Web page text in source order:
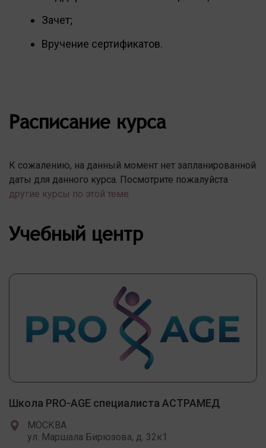
Зачет;
Вручение сертификатов.
Расписание курса
К сожалению, на данный момент нет запланированной
даты для данного курса. Посмотрите пожалуйста
другие курсы по этой теме
Учебный центр
Школа PRO-AGE специалиста АСТРАМЕД
МОСКВА
ул. Маршала Бирюзова, д. 32к1